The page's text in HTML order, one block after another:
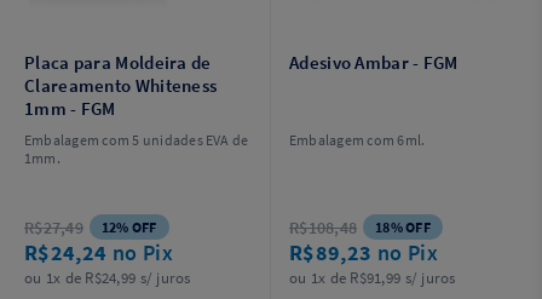
Placa para Moldeira de
Clareamento Whiteness
1mm - FGM
Embalagem com 5 unidades EVA de
1mm.
R$27,49 12% OFF
R$24,24 no Pix
ou 1x de R$24,99 s/ juros
Adesivo Ambar - FGM
Embalagem com 6ml.
R$108,48 18% OFF
R$89,23 no Pix
ou 1x de R$91,99 s/ juros